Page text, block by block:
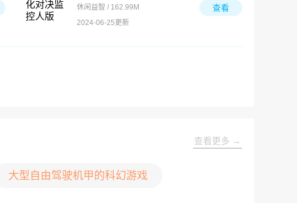
休闲益智 / 162.99M
2024-06-25更新
查看
查看更多 →
大型自由驾驶机甲的科幻游戏